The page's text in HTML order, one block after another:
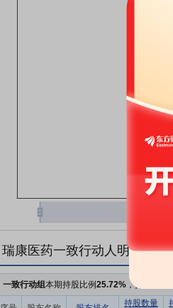
瑞康医药一致行动人明细
一致行动组本期持股比例25.72% ，持股数量
持股数量